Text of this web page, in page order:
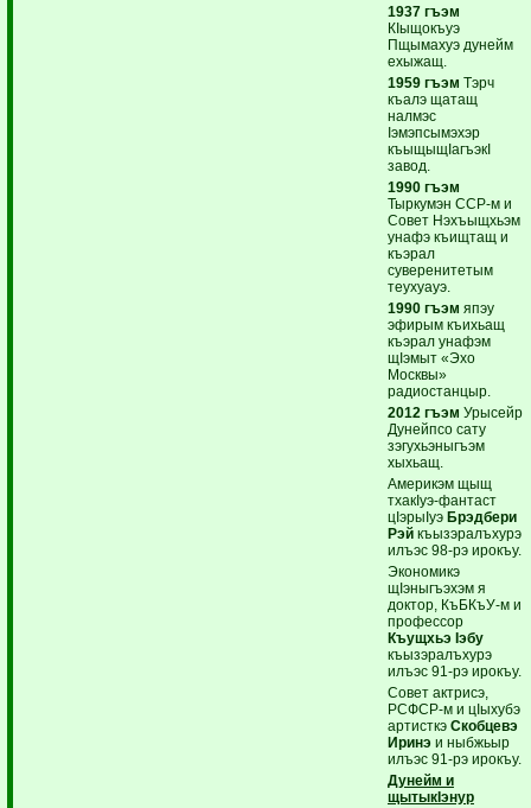
1937 гъэм
КIыщокъуэ
Пщымахуэ дунейм
ехыжащ.
1959 гъэм Тэрч
къалэ щатащ
налмэс
Iэмэпсымэхэр
къыщыщIагъэкI
завод.
1990 гъэм
Тыркумэн ССР-м и
Совет Нэхъыщхьэм
унафэ къищтащ и
къэрал
суверенитетым
теухуауэ.
1990 гъэм япэу
эфирым къихьащ
къэрал унафэм
щIэмыт «Эхо
Москвы»
радиостанцыр.
2012 гъэм Урысейр
Дунейпсо сату
зэгухьэныгъэм
хыхьащ.
Америкэм щыщ
тхакIуэ-фантаст
цIэрыIуэ Брэдбери
Рэйкъызэралъхурэ
илъэс 98-рэ ирокъу.
Экономикэ
щIэныгъэхэм я
доктор, КъБКъУ-м и
профессор
Къущхьэ Iэбу
къызэралъхурэ
илъэс 91-рэ ирокъу.
Совет актрисэ,
РСФСР-м и цIыхубэ
артисткэ Скобцевэ
Иринэи ныбжьыр
илъэс 91-рэ ирокъу.
Дунейм и
щытыкIэнур